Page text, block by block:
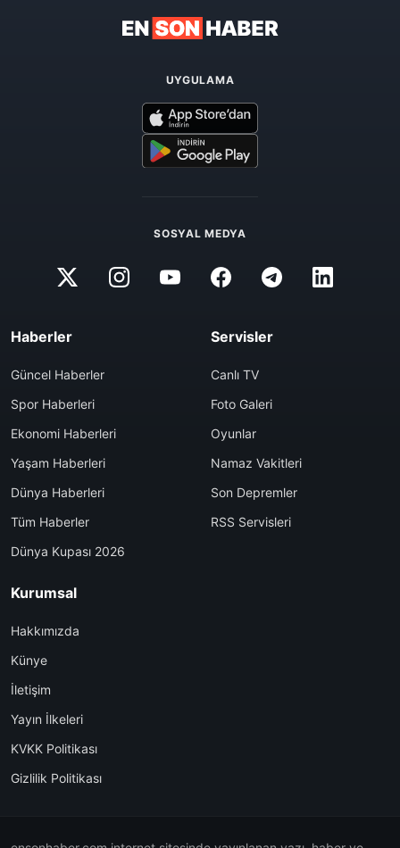
UYGULAMA
SOSYAL MEDYA
Haberler
Güncel Haberler
Spor Haberleri
Ekonomi Haberleri
Yaşam Haberleri
Dünya Haberleri
Tüm Haberler
Dünya Kupası 2026
Servisler
Canlı TV
Foto Galeri
Oyunlar
Namaz Vakitleri
Son Depremler
RSS Servisleri
Kurumsal
Hakkımızda
Künye
İletişim
Yayın İlkeleri
KVKK Politikası
Gizlilik Politikası